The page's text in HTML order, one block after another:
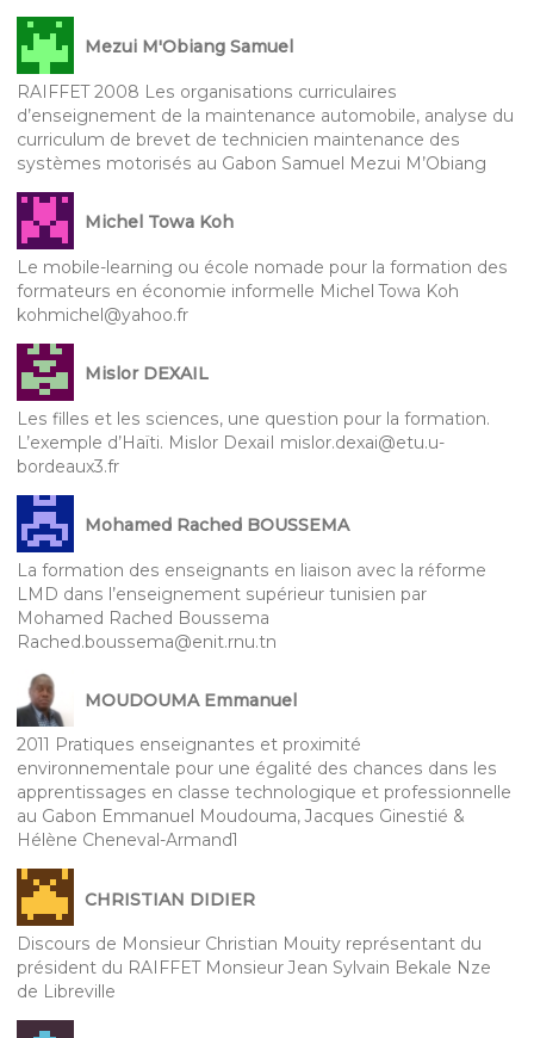
Mezui M'Obiang Samuel
RAIFFET 2008 Les organisations curriculaires
d’enseignement de la maintenance automobile, analyse du
curriculum de brevet de technicien maintenance des
systèmes motorisés au Gabon Samuel Mezui M’Obiang
Michel Towa Koh
Le mobile-learning ou école nomade pour la formation des
formateurs en économie informelle Michel Towa Koh
kohmichel@yahoo.fr
Mislor DEXAIL
Les filles et les sciences, une question pour la formation.
L’exemple d’Haïti. Mislor DexaiI mislor.dexai@etu.u-
bordeaux3.fr
Mohamed Rached BOUSSEMA
La formation des enseignants en liaison avec la réforme
LMD dans l’enseignement supérieur tunisien par
Mohamed Rached Boussema
Rached.boussema@enit.rnu.tn
MOUDOUMA Emmanuel
2011 Pratiques enseignantes et proximité
environnementale pour une égalité des chances dans les
apprentissages en classe technologique et professionnelle
au Gabon Emmanuel Moudouma, Jacques Ginestié &
Hélène Cheneval-Armand1
CHRISTIAN DIDIER
Discours de Monsieur Christian Mouity représentant du
président du RAIFFET Monsieur Jean Sylvain Bekale Nze
de Libreville